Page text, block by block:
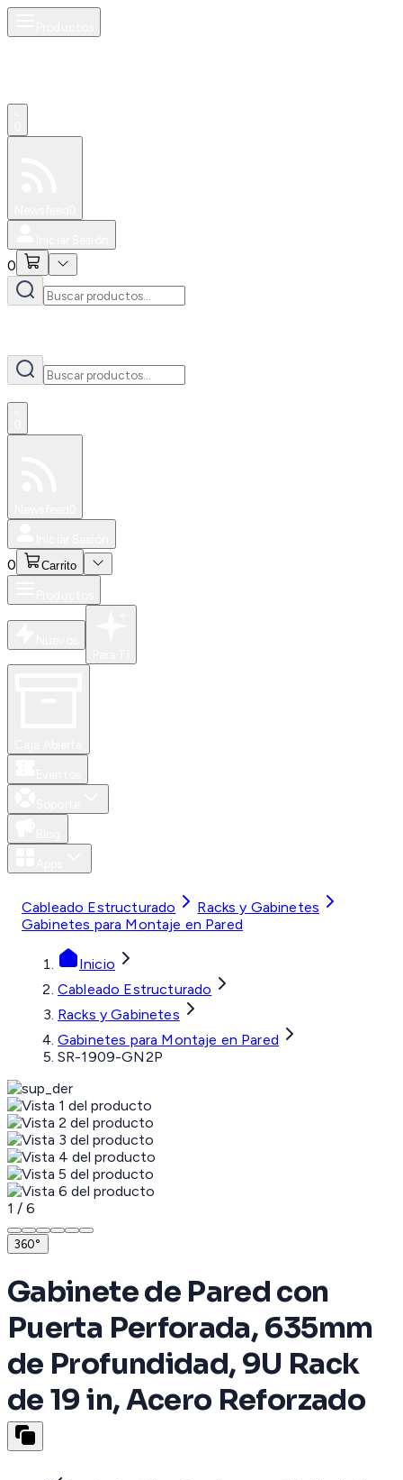
0
0 Carrito
Cableado Estructurado
Racks y Gabinetes
Gabinetes para Montaje en Pared
Inicio
Cableado Estructurado
Racks y Gabinetes
Gabinetes para Montaje en Pared
SR-1909-GN2P
1 / 6
360°
Gabinete de Pared con
Puerta Perforada, 635mm
de Profundidad, 9U Rack
de 19 in, Acero Reforzado